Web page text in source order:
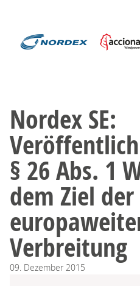
Nordex SE:
§ 26 Abs. 1
dem Ziel der
Verbreitung
09. Dezember 2015